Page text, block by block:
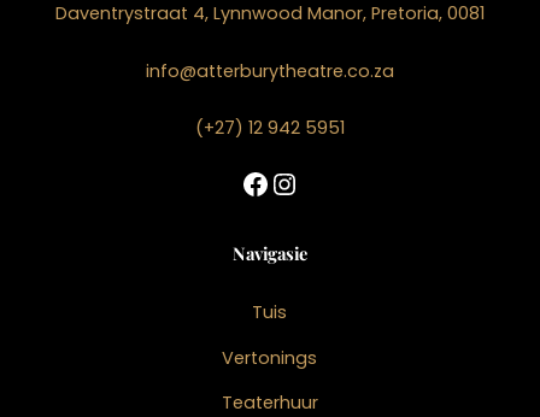
Daventrystraat 4, Lynnwood Manor, Pretoria, 0081
info@atterburytheatre.co.za
(+27) 12 942 5951
Facebook
Instagram
Navigasie
Tuis
Vertonings
Teaterhuur